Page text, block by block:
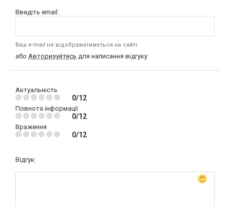
Введіть email:
Ваш e-mail не відображатиметься на сайті
або Авторизуйтесь для написання відгуку
Актуальність
0/12
Повнота інформації
0/12
Враження
0/12
Відгук: